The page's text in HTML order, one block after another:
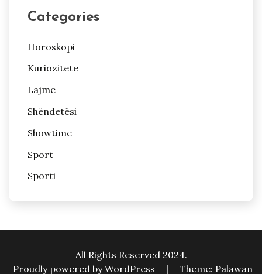
Categories
Horoskopi
Kuriozitete
Lajme
Shëndetësi
Showtime
Sport
Sporti
All Rights Reserved 2024.
Proudly powered by WordPress
| Theme: Palawan